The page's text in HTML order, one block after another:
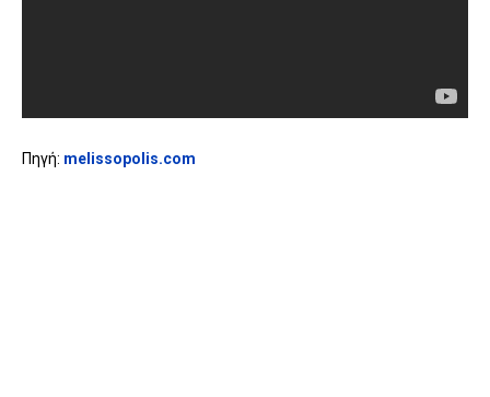
Πηγή: melissopolis.com